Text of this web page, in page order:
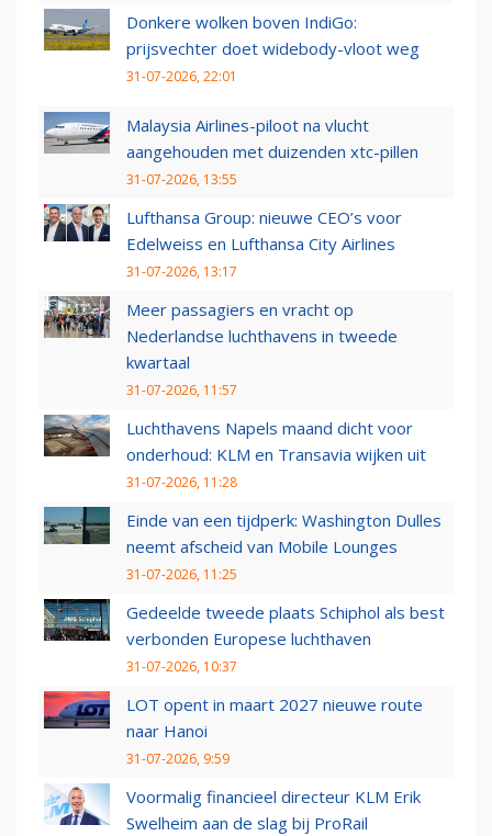
Donkere wolken boven IndiGo:
prijsvechter doet widebody-vloot weg
31-07-2026, 22:01
Malaysia Airlines-piloot na vlucht
aangehouden met duizenden xtc-pillen
31-07-2026, 13:55
Lufthansa Group: nieuwe CEO’s voor
Edelweiss en Lufthansa City Airlines
31-07-2026, 13:17
Meer passagiers en vracht op
Nederlandse luchthavens in tweede
kwartaal
31-07-2026, 11:57
Luchthavens Napels maand dicht voor
onderhoud: KLM en Transavia wijken uit
31-07-2026, 11:28
Einde van een tijdperk: Washington Dulles
neemt afscheid van Mobile Lounges
31-07-2026, 11:25
Gedeelde tweede plaats Schiphol als best
verbonden Europese luchthaven
31-07-2026, 10:37
LOT opent in maart 2027 nieuwe route
naar Hanoi
31-07-2026, 9:59
Voormalig financieel directeur KLM Erik
Swelheim aan de slag bij ProRail